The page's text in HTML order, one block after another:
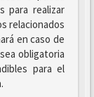
para realizar
relacionados
en caso de
obligatoria
para el